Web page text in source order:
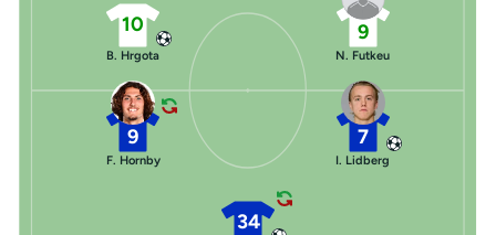
9
N. Futkeu
10
B. Hrgota
34
9
F. Hornby
7
I. Lidberg